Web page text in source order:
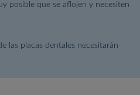
posible que se aflojen y necesiten
las placas dentales necesitarán